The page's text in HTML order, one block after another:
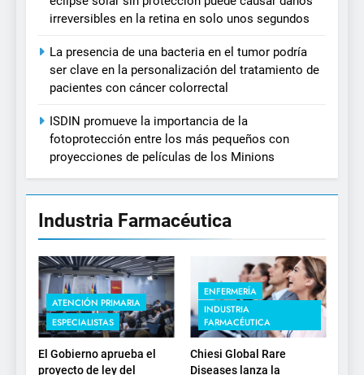
irreversibles en la retina en solo unos segundos
La presencia de una bacteria en el tumor podría
ser clave en la personalización del tratamiento de
pacientes con cáncer colorrectal
ISDIN promueve la importancia de la
fotoprotección entre los más pequeños con
proyecciones de películas de los Minions
Industria Farmacéutica
ATENCIÓN PRIMARIA
ESPECIALISTAS
El Gobierno aprueba el
proyecto de ley del
ENFERMERÍA
INDUSTRIA
FARMACÉUTICA
Chiesi Global Rare
Diseases lanza la